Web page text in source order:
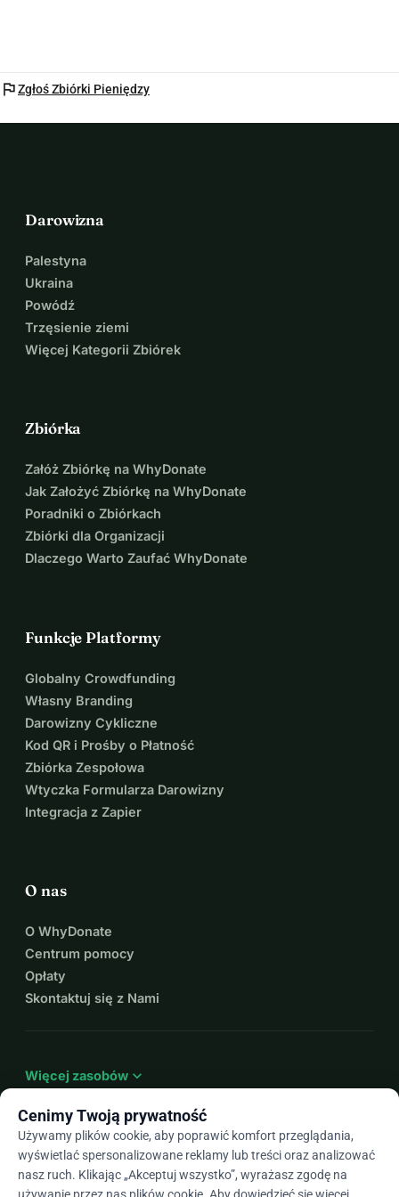
flagZgłoś Zbiórki Pieniędzy
Darowizna
Palestyna
Ukraina
Powódź
Trzęsienie ziemi
Więcej Kategorii Zbiórek
Zbiórka
Załóż Zbiórkę na WhyDonate
Jak Założyć Zbiórkę na WhyDonate
Poradniki o Zbiórkach
Zbiórki dla Organizacji
Dlaczego Warto Zaufać WhyDonate
Funkcje Platformy
Globalny Crowdfunding
Własny Branding
Darowizny Cykliczne
Kod QR i Prośby o Płatność
Zbiórka Zespołowa
Wtyczka Formularza Darowizny
Integracja z Zapier
O nas
O WhyDonate
Centrum pomocy
Opłaty
Skontaktuj się z Nami
Więcej zasobów expand_more
Plarrow_drop_down
Cenimy Twoją prywatność
Używamy plików cookie, aby poprawić komfort przeglądania,
wyświetlać spersonalizowane reklamy lub treści oraz analizować
nasz ruch. Klikając „Akceptuj wszystko”, wyrażasz zgodę na